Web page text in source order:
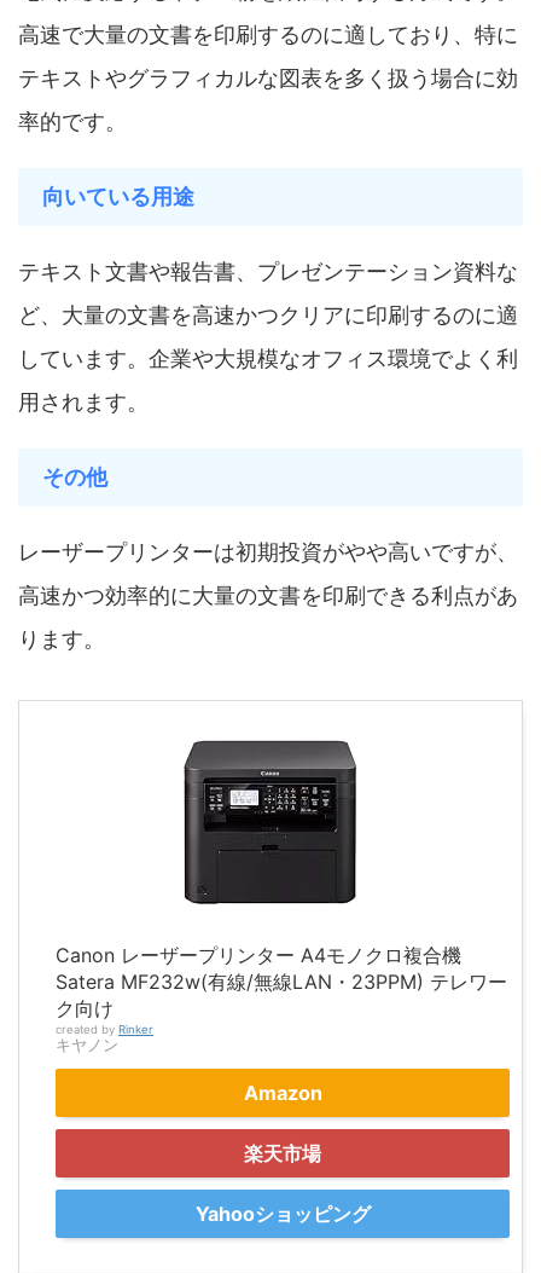
高速で大量の文書を印刷するのに適しており、特に
テキストやグラフィカルな図表を多く扱う場合に効
率的です。
向いている用途
テキスト文書や報告書、プレゼンテーション資料な
ど、大量の文書を高速かつクリアに印刷するのに適
しています。企業や大規模なオフィス環境でよく利
用されます。
その他
レーザープリンターは初期投資がやや高いですが、
高速かつ効率的に大量の文書を印刷できる利点があ
ります。
Canon レーザープリンター A4モノクロ複合機
Satera MF232w(有線/無線LAN・23PPM) テレワー
ク向け
created by Rinker
キヤノン
Amazon
楽天市場
Yahooショッピング